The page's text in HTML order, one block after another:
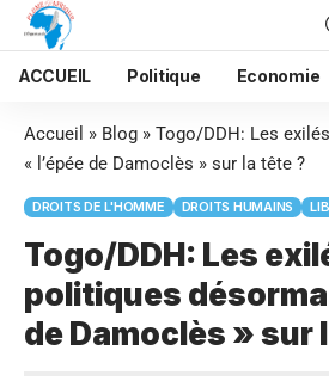
ACCUEIL Politique Economie
Accueil » Blog » Togo/DDH: Les
« l’épée de Damoclès » sur la tête ?
DROITS DE L'HOMME DROITS HUMAINS
Togo/DDH: Les
politiques
de Damoclès » sur